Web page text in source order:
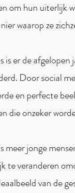
om hun uiterlijk
waarop ze
is er de
Door social
en perfecte
die onzeker
meer jonge
te veranderen
van de